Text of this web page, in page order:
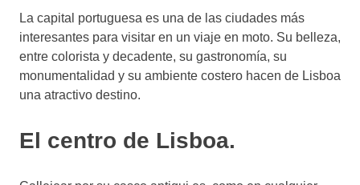
La capital portuguesa es una de las ciudades más
interesantes para visitar en un viaje en moto. Su belleza,
entre colorista y decadente, su gastronomía, su
monumentalidad y su ambiente costero hacen de Lisboa
una atractivo destino.
El centro de Lisboa.